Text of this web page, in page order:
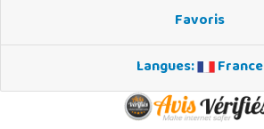
Favoris
Langues:
France